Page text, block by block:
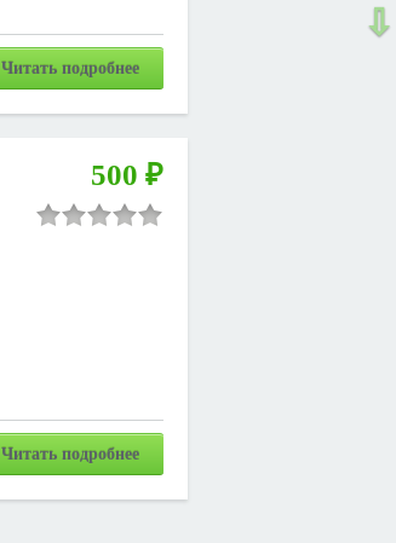
Читать подробнее
500 ₽
Читать подробнее
⇩